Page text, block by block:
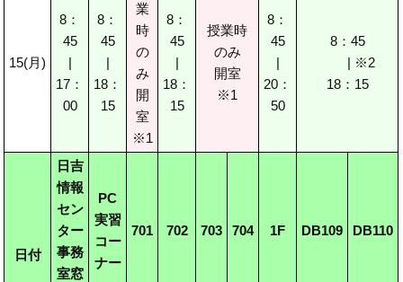
15(月)
8：
45
|
17：
00
8：
45
|
18：
15
業
時
の
み
開
室
※1
8：
45
|
18：
15
授業時
のみ
開室
※1
8：
45
|
20：
50
8：45
| ※2
18：15
日付
日吉
情報
セン
ター
事務
室窓
PC
実習
コー
ナー
701 702 703 704 1F DB109 DB110